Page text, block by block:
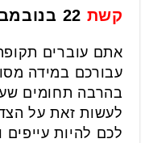
קשת
אתם עוברים
עבורכם במידה
בהרבה תחומים
לעשות זאת על
לכם להיות